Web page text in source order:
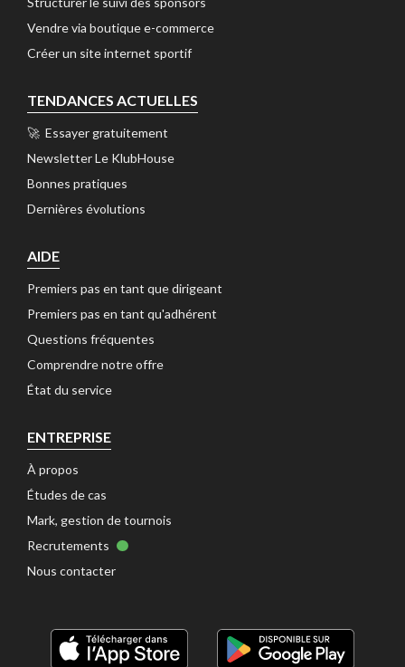
Vendre via boutique e-commerce
Créer un site internet sportif
TENDANCES ACTUELLES
🚀 Essayer gratuitement
Newsletter Le KlubHouse
Bonnes pratiques
Dernières évolutions
AIDE
Premiers pas en tant que dirigeant
Premiers pas en tant qu'adhérent
Questions fréquentes
Comprendre notre offre
État du service
ENTREPRISE
À propos
Études de cas
Mark, gestion de tournois
Recrutements
Nous contacter